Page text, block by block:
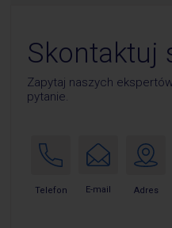
Skontaktuj
Zapytaj naszych
pytanie.
Telefon E-mail Adres